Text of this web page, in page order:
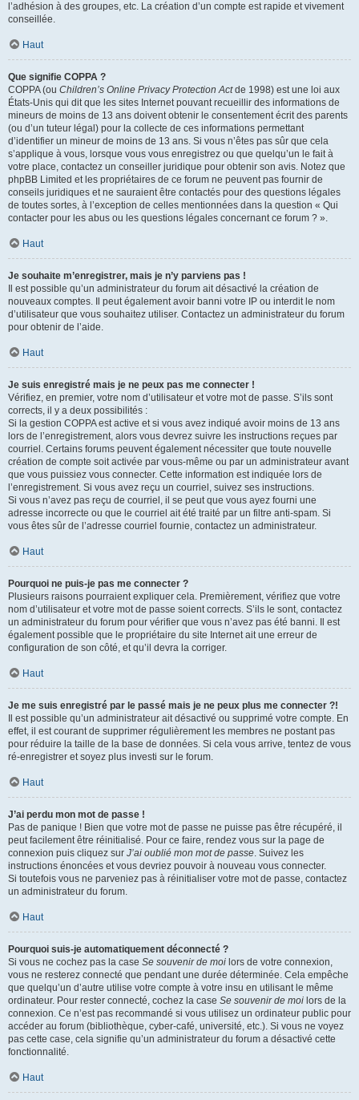
l’adhésion à des groupes, etc. La création d’un compte est rapide et vivement
conseillée.
Haut
Que signifie COPPA ?
COPPA (ou Children’s Online Privacy Protection Actde 1998) est une loi aux
États-Unis qui dit que les sites Internet pouvant recueillir des informations de
mineurs de moins de 13 ans doivent obtenir le consentement écrit des parents
(ou d’un tuteur légal) pour la collecte de ces informations permettant
d’identifier un mineur de moins de 13 ans. Si vous n’êtes pas sûr que cela
s’applique à vous, lorsque vous vous enregistrez ou que quelqu’un le fait à
votre place, contactez un conseiller juridique pour obtenir son avis. Notez que
phpBB Limited et les propriétaires de ce forum ne peuvent pas fournir de
conseils juridiques et ne sauraient être contactés pour des questions légales
de toutes sortes, à l’exception de celles mentionnées dans la question « Qui
contacter pour les abus ou les questions légales concernant ce forum ? ».
Haut
Je souhaite m’enregistrer, mais je n’y parviens pas !
Il est possible qu’un administrateur du forum ait désactivé la création de
nouveaux comptes. Il peut également avoir banni votre IP ou interdit le nom
d’utilisateur que vous souhaitez utiliser. Contactez un administrateur du forum
pour obtenir de l’aide.
Haut
Je suis enregistré mais je ne peux pas me connecter !
Vérifiez, en premier, votre nom d’utilisateur et votre mot de passe. S’ils sont
corrects, il y a deux possibilités :
Si la gestion COPPA est active et si vous avez indiqué avoir moins de 13 ans
lors de l’enregistrement, alors vous devrez suivre les instructions reçues par
courriel. Certains forums peuvent également nécessiter que toute nouvelle
création de compte soit activée par vous-même ou par un administrateur avant
que vous puissiez vous connecter. Cette information est indiquée lors de
l’enregistrement. Si vous avez reçu un courriel, suivez ses instructions.
Si vous n’avez pas reçu de courriel, il se peut que vous ayez fourni une
adresse incorrecte ou que le courriel ait été traité par un filtre anti-spam. Si
vous êtes sûr de l’adresse courriel fournie, contactez un administrateur.
Haut
Pourquoi ne puis-je pas me connecter ?
Plusieurs raisons pourraient expliquer cela. Premièrement, vérifiez que votre
nom d’utilisateur et votre mot de passe soient corrects. S’ils le sont, contactez
un administrateur du forum pour vérifier que vous n’avez pas été banni. Il est
également possible que le propriétaire du site Internet ait une erreur de
configuration de son côté, et qu’il devra la corriger.
Haut
Je me suis enregistré par le passé mais je ne peux plus me connecter ?!
Il est possible qu’un administrateur ait désactivé ou supprimé votre compte. En
effet, il est courant de supprimer régulièrement les membres ne postant pas
pour réduire la taille de la base de données. Si cela vous arrive, tentez de vous
ré-enregistrer et soyez plus investi sur le forum.
Haut
J’ai perdu mon mot de passe !
Pas de panique ! Bien que votre mot de passe ne puisse pas être récupéré, il
peut facilement être réinitialisé. Pour ce faire, rendez vous sur la page de
connexion puis cliquez sur J’ai oublié mon mot de passe. Suivez les
instructions énoncées et vous devriez pouvoir à nouveau vous connecter.
Si toutefois vous ne parveniez pas à réinitialiser votre mot de passe, contactez
un administrateur du forum.
Haut
Pourquoi suis-je automatiquement déconnecté ?
Si vous ne cochez pas la case Se souvenir de moi lors de votre connexion,
vous ne resterez connecté que pendant une durée déterminée. Cela empêche
que quelqu’un d’autre utilise votre compte à votre insu en utilisant le même
ordinateur. Pour rester connecté, cochez la case Se souvenir de moi lors de la
connexion. Ce n’est pas recommandé si vous utilisez un ordinateur public pour
accéder au forum (bibliothèque, cyber-café, université, etc.). Si vous ne voyez
pas cette case, cela signifie qu’un administrateur du forum a désactivé cette
fonctionnalité.
Haut